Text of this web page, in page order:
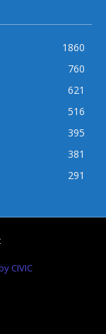
1860
760
621
516
395
381
291
CIVIC